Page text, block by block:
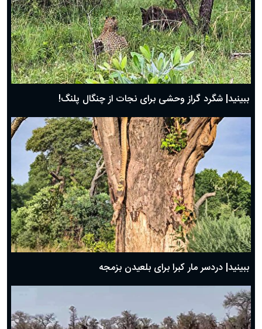
ببینید| شگرد گراز وحشی برای نجات از چنگال پلنگ!
ببینید| دردسر مار کبرا برای بلعیدن بزمجه